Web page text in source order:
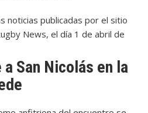
noticias publicadas por el sitio
News, el día 1 de abril de
y Uruguay el próximo 19
disputará en el Estadio Padre
último test match de Los
San Nicolás en la